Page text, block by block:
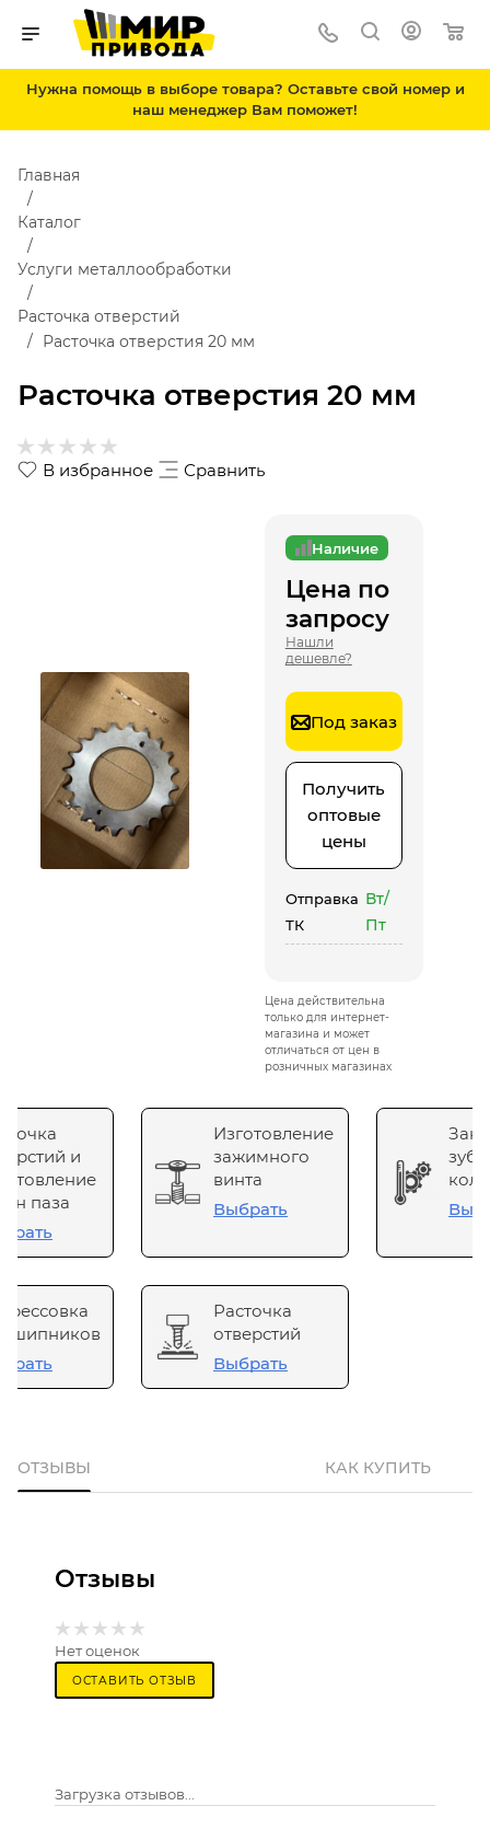
Нужна помощь в выборе товара? Оставьте свой номер и
наш менеджер Вам поможет!
Расточка отверстия 20 мм
Главная
Каталог
Услуги металлообработки
Расточка отверстий
Расточка отверстия 20 мм
В избранное Сравнить
Наличие
Цена по
запросу
Нашли
дешевле?
Под заказ
Получить
оптовые
цены
Отправка
ТК
Вт/
Пт
Цена действительна
только для интернет-
магазина и может
отличаться от цен в
розничных магазинах
и
паза
Изготовление
зажимного
винта
Выбрать
Расточка
отверстий
Выбрать
ОТЗЫВЫ КАК КУПИТЬ
Отзывы
Нет оценок
ОСТАВИТЬ ОТЗЫВ
Загрузка отзывов...